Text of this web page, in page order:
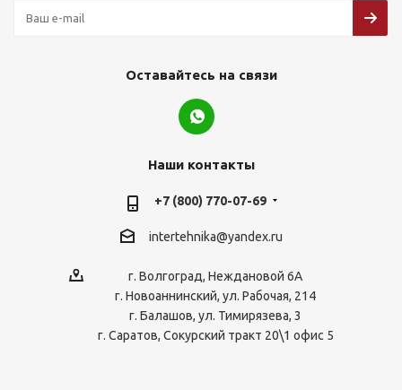
Оставайтесь на связи
Наши контакты
+7 (800) 770-07-69
intertehnika@yandex.ru
г. Волгоград, Неждановой 6А
г. Новоаннинский, ул. Рабочая, 214
г. Балашов, ул. Тимирязева, 3
г. Саратов, Сокурский тракт 20\1 офис 5